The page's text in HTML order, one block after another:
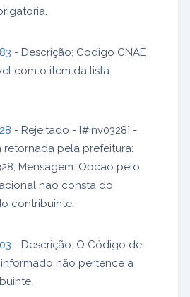
- Descrição: Codigo CNAE
com o item da lista.
- Rejeitado - [#inv0328] -
retornada pela prefeitura:
Mensagem: Opcao pelo
nao consta do
contribuinte.
- Descrição: O Código de
não pertence a